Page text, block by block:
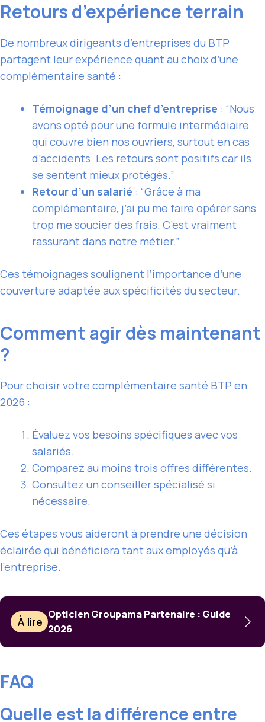
Retours d’expérience terrain
De nombreux dirigeants d’entreprises du BTP
partagent leur expérience quant au choix d’une
complémentaire santé :
Témoignage d’un chef d’entreprise : “Nous
avons opté pour une formule intermédiaire
qui couvre bien nos ouvriers, surtout en cas
d’accidents. Les retours sont positifs car ils
se sentent mieux protégés.”
Retour d’un salarié : “Grâce à ma
complémentaire, j’ai pu me faire opérer sans
trop me soucier des frais. C’est vraiment
rassurant dans notre métier.”
Ces témoignages soulignent l’importance d’une
couverture adaptée aux spécificités du secteur.
Comment agir dès maintenant
?
Pour choisir votre complémentaire santé BTP en
2026 :
Évaluez vos besoins spécifiques avec vos
salariés.
Comparez au moins trois offres différentes.
Consultez un conseiller spécialisé si
nécessaire.
Ces étapes vous aideront à prendre une décision
éclairée qui bénéficiera tant aux employés qu’à
l’entreprise.
À lire
Opticien Groupama Partenaire : Guide
2026
FAQ
Quelle est la différence entre